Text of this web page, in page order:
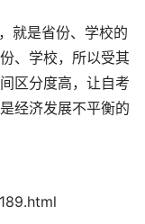
就是省份、学校的
、学校，所以受其
区分度高，让自考
经济发展不平衡的